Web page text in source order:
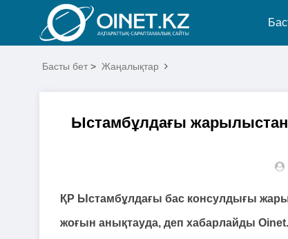
Басты бет > Жаңалықтар
Ыстамбұлдағы жарылыстан
ҚР Ыстамбұлдағы бас консулдығы
жоғын анықтауда, деп хабарлайды